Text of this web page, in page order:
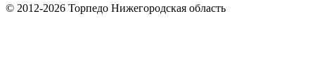
© 2012-2026 Торпедо Нижегородская область